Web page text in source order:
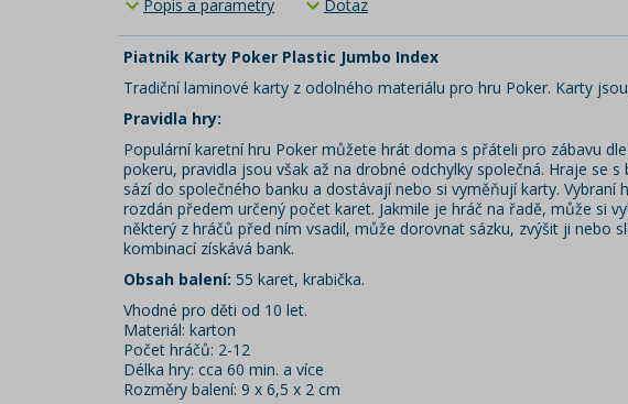
Popis a parametry Dotaz
Piatnik Karty Poker Plastic Jumbo Index
Tradiční laminové karty z odolného materiálu pro hru Poker. Karty
Pravidla hry:
Populární karetní hru Poker můžete hrát doma s přáteli pro zábavu
pokeru, pravidla jsou však až na drobné odchylky společná. Hraje se
sází do společného banku a dostávají nebo si vyměňují karty.
rozdán předem určený počet karet. Jakmile je hráč na řadě, může si
některý z hráčů před ním vsadil, může dorovnat sázku, zvýšit ji nebo
kombinací získává bank.
Obsah balení: 55 karet, krabička.
Vhodné pro děti od 10 let.
Materiál: karton
Počet hráčů: 2-12
Délka hry: cca 60 min. a více
Rozměry balení: 9 x 6,5 x 2 cm